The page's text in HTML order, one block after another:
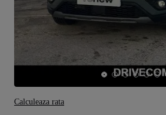
Calculeaza rata